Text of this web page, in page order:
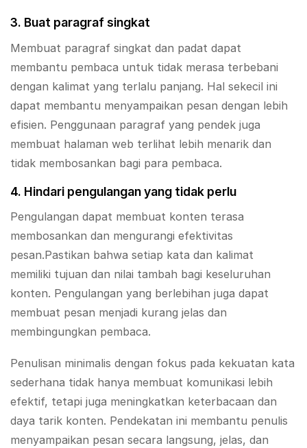
3. Buat paragraf singkat
Membuat paragraf singkat dan padat dapat
membantu pembaca untuk tidak merasa terbebani
dengan kalimat yang terlalu panjang. Hal sekecil ini
dapat membantu menyampaikan pesan dengan lebih
efisien. Penggunaan paragraf yang pendek juga
membuat halaman web terlihat lebih menarik dan
tidak membosankan bagi para pembaca.
4. Hindari pengulangan yang tidak perlu
Pengulangan dapat membuat konten terasa
membosankan dan mengurangi efektivitas
pesan.Pastikan bahwa setiap kata dan kalimat
memiliki tujuan dan nilai tambah bagi keseluruhan
konten. Pengulangan yang berlebihan juga dapat
membuat pesan menjadi kurang jelas dan
membingungkan pembaca.
Penulisan minimalis dengan fokus pada kekuatan kata
sederhana tidak hanya membuat komunikasi lebih
efektif, tetapi juga meningkatkan keterbacaan dan
daya tarik konten. Pendekatan ini membantu penulis
menyampaikan pesan secara langsung, jelas, dan